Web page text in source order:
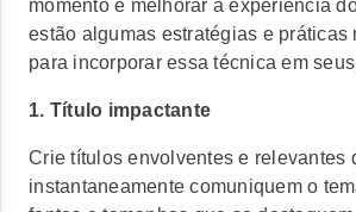
momento e melhorar a experiência
estão algumas estratégias e práticas
para incorporar essa técnica em
1. Título impactante
Crie títulos envolventes e relevantes
instantaneamente comuniquem o